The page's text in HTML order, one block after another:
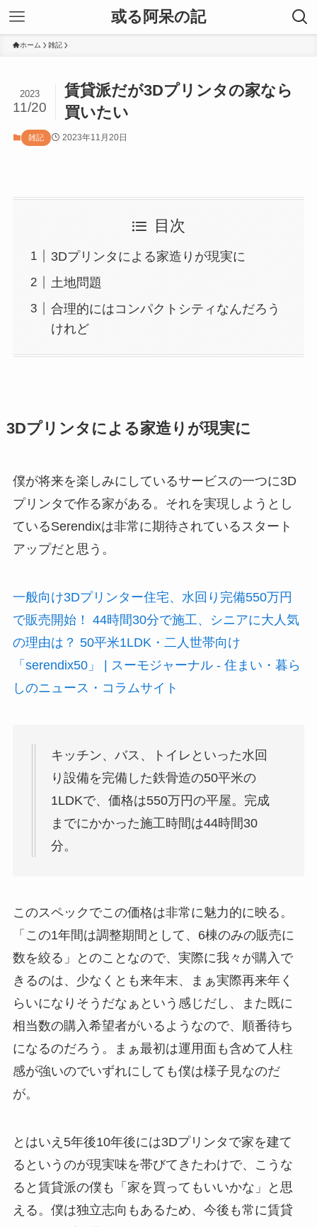
或る阿呆の記
ホーム 雑記
賃貸派だが3Dプリンタの家なら
買いたい
2023
11/20
雑記 2023年11月20日
目次
3Dプリンタによる家造りが現実に
土地問題
合理的にはコンパクトシティなんだろう
けれど
3Dプリンタによる家造りが現実に
僕が将来を楽しみにしているサービスの一つに3D
プリンタで作る家がある。それを実現しようとし
ているSerendixは非常に期待されているスタート
アップだと思う。
一般向け3Dプリンター住宅、水回り完備550万円
で販売開始！ 44時間30分で施工、シニアに大人気
の理由は？ 50平米1LDK・二人世帯向け
「serendix50」 | スーモジャーナル - 住まい・暮ら
しのニュース・コラムサイト
キッチン、バス、トイレといった水回
り設備を完備した鉄骨造の50平米の
1LDKで、価格は550万円の平屋。完成
までにかかった施工時間は44時間30
分。
このスペックでこの価格は非常に魅力的に映る。
「この1年間は調整期間として、6棟のみの販売に
数を絞る」とのことなので、実際に我々が購入で
きるのは、少なくとも来年末、まぁ実際再来年く
らいになりそうだなぁという感じだし、また既に
相当数の購入希望者がいるようなので、順番待ち
になるのだろう。まぁ最初は運用面も含めて人柱
感が強いのでいずれにしても僕は様子見なのだ
が。
とはいえ5年後10年後には3Dプリンタで家を建て
るというのが現実味を帯びてきたわけで、こうな
ると賃貸派の僕も「家を買ってもいいかな」と思
える。僕は独立志向もあるため、今後も常に賃貸